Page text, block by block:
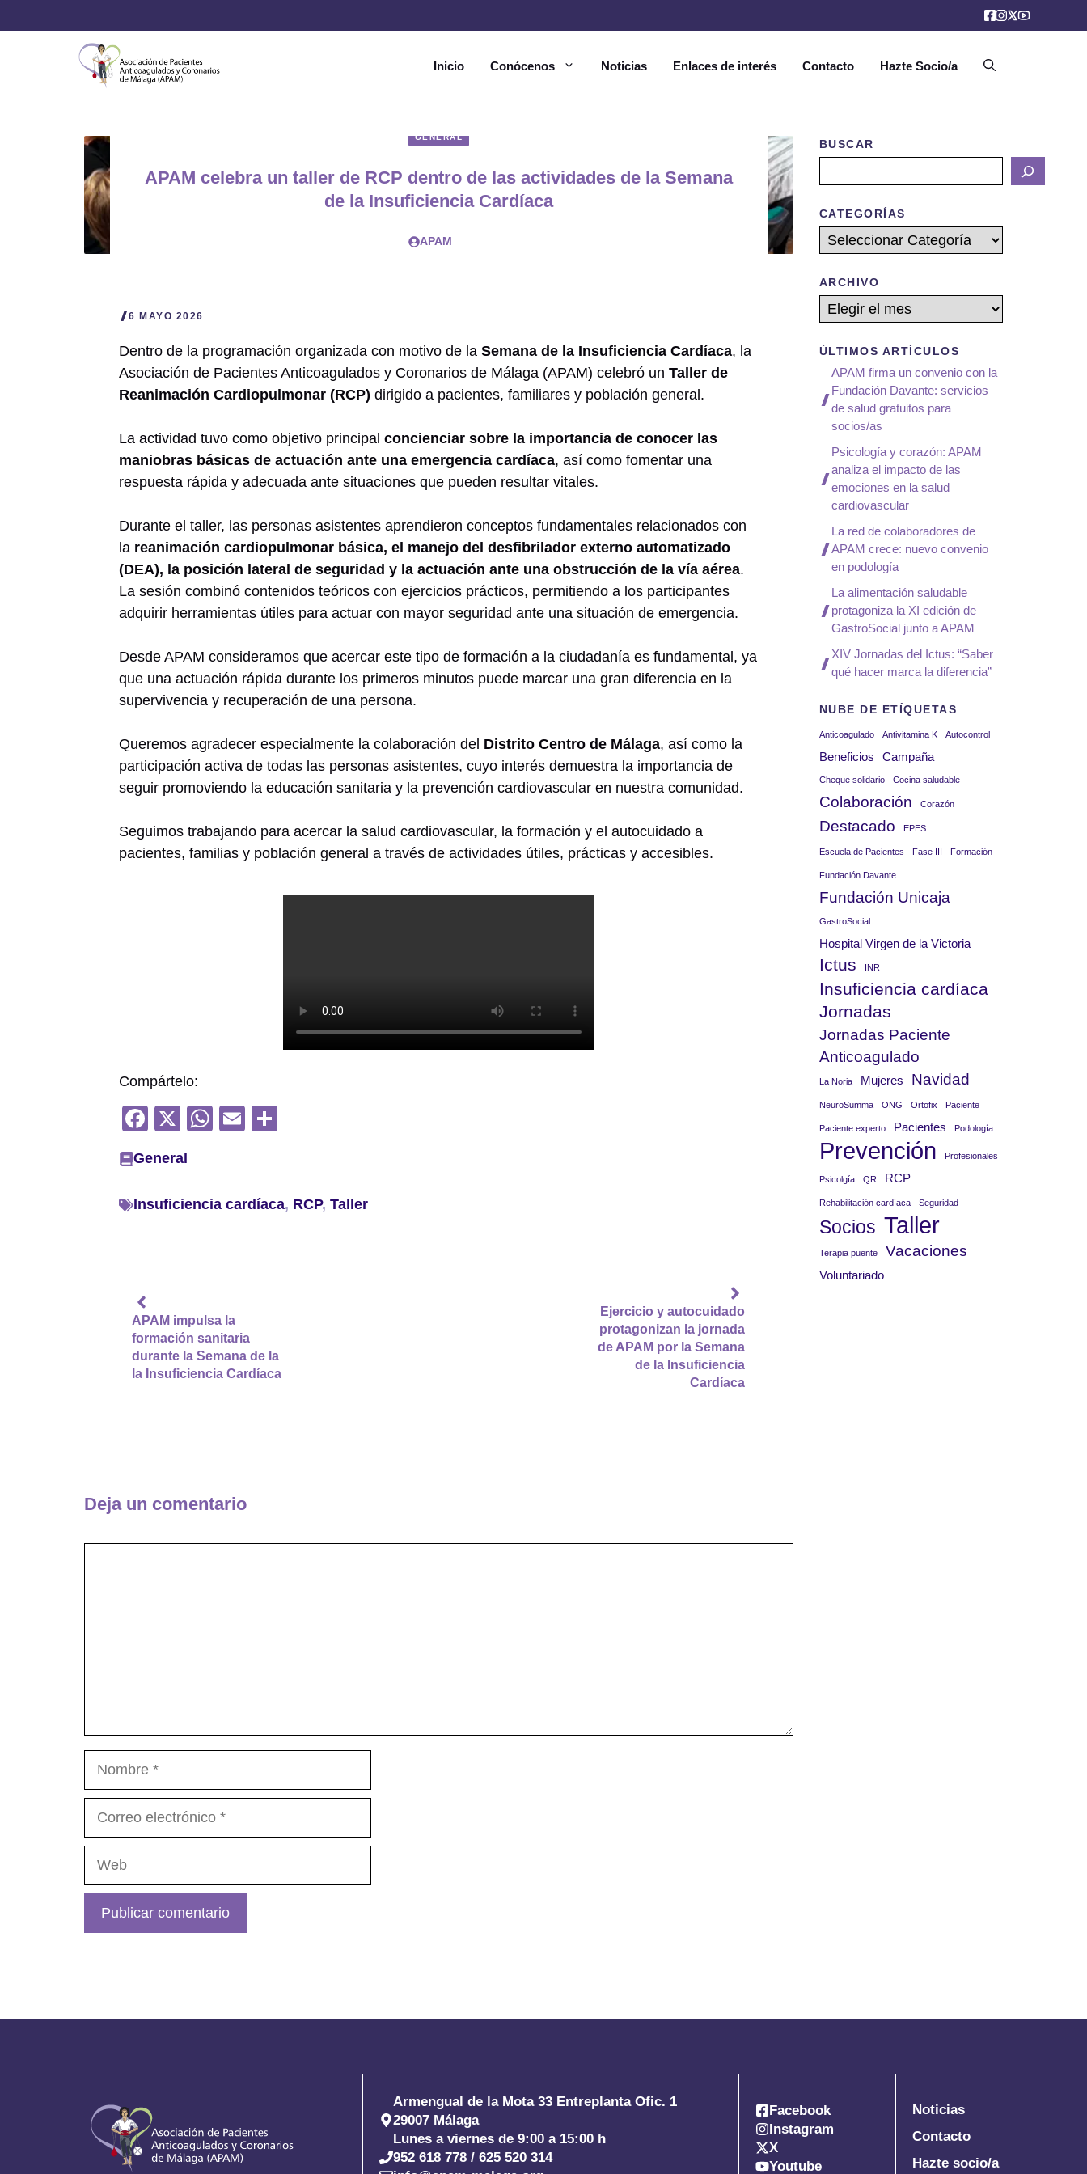
al
Inicio Conócenos Noticias Enlaces de interés Contacto Hazte Socio/a
GENERAL
APAM celebra un taller de RCP dentro de las actividades de la Semana
de la Insuficiencia Cardíaca
APAM
6 MAYO 2026
Dentro de la programación organizada con motivo de laSemana de la Insuficiencia Cardíaca, la
Asociación de Pacientes Anticoagulados y Coronarios de Málaga (APAM) celebró unTaller de
Reanimación Cardiopulmonar (RCP) dirigido a pacientes, familiares y población general.
La actividad tuvo como objetivo principalconcienciar sobre la importancia de conocer las
maniobras básicas de actuación ante una emergencia cardíaca, así como fomentar una
respuesta rápida y adecuada ante situaciones que pueden resultar vitales.
Durante el taller, las personas asistentes aprendieron conceptos fundamentales relacionados con
la reanimación cardiopulmonar básica, el manejo del desfibrilador externo automatizado
(DEA), la posición lateral de seguridad y la actuación ante una obstrucción de la vía aérea.
La sesión combinó contenidos teóricos con ejercicios prácticos, permitiendo a los participantes
adquirir herramientas útiles para actuar con mayor seguridad ante una situación de emergencia.
Desde APAM consideramos que acercar este tipo de formación a la ciudadanía es fundamental, ya
que una actuación rápida durante los primeros minutos puede marcar una gran diferencia en la
supervivencia y recuperación de una persona.
Queremos agradecer especialmente la colaboración del Distrito Centro de Málaga, así como la
participación activa de todas las personas asistentes, cuyo interés demuestra la importancia de
seguir promoviendo la educación sanitaria y la prevención cardiovascular en nuestra comunidad.
Seguimos trabajando para acercar la salud cardiovascular, la formación y el autocuidado a
pacientes, familias y población general a través de actividades útiles, prácticas y accesibles.
Compártelo:
F
c
e
X
W
s
E
p
General
Insuficiencia cardíaca, RCP,Taller
APAM impulsa la
formación sanitaria
durante la Semana de la
la Insuficiencia Cardíaca
Ejercicio y autocuidado
protagonizan la jornada
de APAM por la Semana
de la Insuficiencia
Cardíaca
Deja un comentario
Nombre
BUSCAR
CATEGORÍAS
Categorías
ARCHIVO
Archivos
ÚLTIMOS ARTÍCULOS
APAM firma un convenio con la
Fundación Davante: servicios
de salud gratuitos para
socios/as
Psicología y corazón: APAM
analiza el impacto de las
emociones en la salud
cardiovascular
La red de colaboradores de
APAM crece: nuevo convenio
en podología
La alimentación saludable
protagoniza la XI edición de
GastroSocial junto a APAM
XIV Jornadas del Ictus: “Saber
qué hacer marca la diferencia”
NUBE DE ETÍQUETAS
Anticoagulado Antivitamina K Autocontrol
Beneficios Campaña
Cheque solidario Cocina saludable
Colaboración Corazón
Destacado EPES
Escuela de Pacientes Fase III Formación
Fundación Davante
Fundación Unicaja
GastroSocial
Hospital Virgen de la Victoria
Ictus INR
Insuficiencia cardíaca
Jornadas
Jornadas Paciente
Anticoagulado
La Noria Mujeres Navidad
NeuroSumma ONG Ortofix Paciente
Paciente experto Pacientes Podología
Prevención Profesionales
Psicolgía QR RCP
Rehabilitación cardíaca Seguridad
Socios Taller
Terapia puente Vacaciones
Voluntariado
Armengual de la Mota 33 Entreplanta Ofic. 1
29007 Málaga
Lunes a viernes de 9:00 a 15:00 h
952 618 778 / 625 520 314
Facebook
Instagram
X
Youtube
Noticias
Contacto
Hazte socio/a